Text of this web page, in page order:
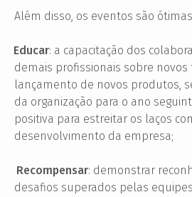
Além disso, os eventos são
Educar: a capacitação dos
demais profissionais sobre novos
lançamento de novos produtos,
da organização para o ano
positiva para estreitar os laços
desenvolvimento da empresa;
Recompensar: demonstrar
desafios superados pelas